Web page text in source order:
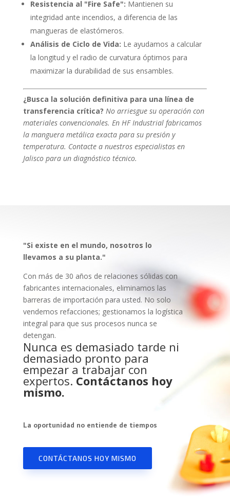
Resistencia al "Fire Safe": Mantienen su
integridad ante incendios, a diferencia de las
mangueras de elastómeros.
Análisis de Ciclo de Vida: Le ayudamos a calcular
la longitud y el radio de curvatura óptimos para
maximizar la durabilidad de sus ensambles.
¿Busca la solución definitiva para una línea de
transferencia crítica? No arriesgue su operación con
materiales convencionales. En HF Industrial fabricamos
la manguera metálica exacta para su presión y
temperatura. Contacte a nuestros especialistas en
Jalisco para un diagnóstico técnico.
"Si existe en el mundo, nosotros lo
llevamos a su planta."
Con más de 30 años de relaciones sólidas con
fabricantes internacionales, eliminamos las
barreras de importación para usted. No solo
vendemos refacciones; gestionamos la logística
integral para que sus procesos nunca se
detengan.
Nunca es demasiado tarde ni
demasiado pronto para
empezar a trabajar con
expertos. Contáctanos hoy
mismo.
La oportunidad no entiende de tiempos
CONTÁCTANOS HOY MISMO